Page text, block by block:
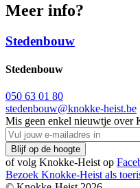
Meer info?
Stedenbouw
Stedenbouw
050 63 01 80
stedenbouw@knokke-heist.be
Mis geen enkel nieuwtje over
of volg Knokke-Heist op
Bezoek Knokke-Heist als